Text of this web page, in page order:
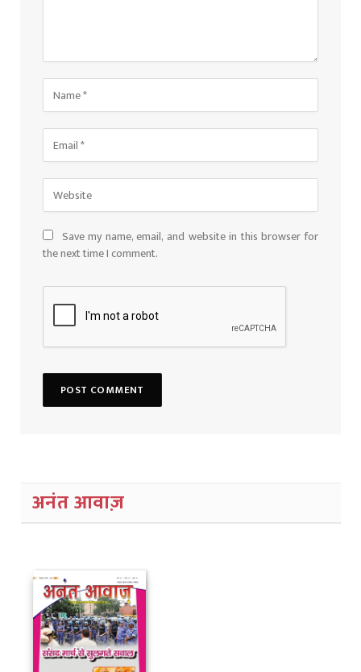
Save my name, email, and website in this browser for
the next time I comment.
अनंत आवाज़